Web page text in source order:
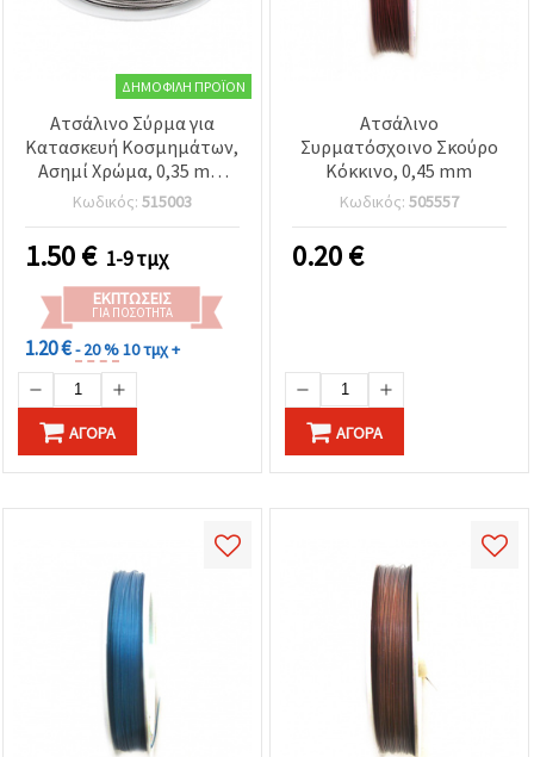
ΔΗΜΟΦΙΛΉ ΠΡΟΪΌΝ
Ατσάλινο Σύρμα για
Κατασκευή Κοσμημάτων,
Ασημί Χρώμα, 0,35 mm
~25 μέτρα
Κωδικός: 515003
1.50€ 1-9 τμχ
ΕΚΠΤΏΣΕΙΣ
ΓΙΑ ΠΟΣΌΤΗΤΑ
1.20 €- 20 %10 τμχ +
ΑΓΟΡΆ
Ατσάλινο
Συρματόσχοινο Σκούρο
Κόκκινο, 0,45 mm
Κωδικός: 505557
0.20€
ΑΓΟΡΆ